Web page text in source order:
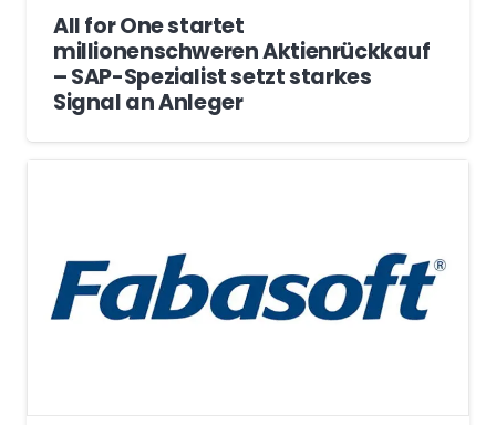
All for One startet
millionenschweren Aktienrückkauf
– SAP-Spezialist setzt starkes
Signal an Anleger